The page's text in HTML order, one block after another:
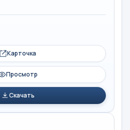
Карточка
Просмотр
Скачать